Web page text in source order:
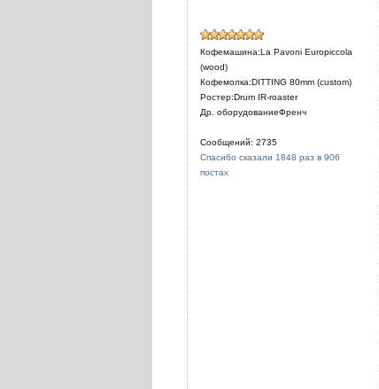
Кофемашина:La Pavoni Europiccola
(wood)
Кофемолка:DITTING 80mm (custom)
Ростер:Drum IR-roaster
Др. оборудованиеФренч
Сообщений: 2735
Спасибо сказали 1848 раз в 906
постах